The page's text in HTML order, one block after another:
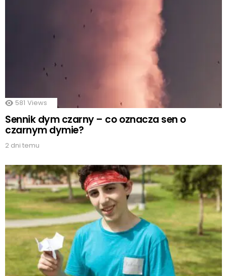
581 Views
Sennik dym czarny – co oznacza sen o
czarnym dymie?
2 dni temu